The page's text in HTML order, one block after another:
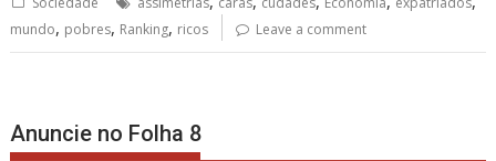
mundo, pobres, Ranking, ricos Leave a comment
Anuncie no Folha 8